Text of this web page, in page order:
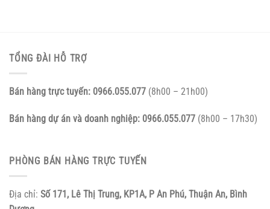
TỔNG ĐÀI HỖ TRỢ
Bán hàng trực tuyến: 0966.055.077 (8h00 – 21h00)
Bán hàng dự án và doanh nghiệp: 0966.055.077 (8h00 – 17h30)
PHÒNG BÁN HÀNG TRỰC TUYẾN
Địa chỉ: Số 171, Lê Thị Trung, KP1A, P An Phú, Thuận An, Bình